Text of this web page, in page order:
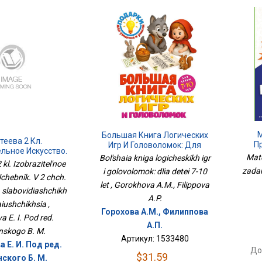
2 Кл.
Искусство.
Чч. Часть 2 Для
kl. Izobrazitel'noe
V 2 chch.
slabovidiashchikh
,
E. I. Pod red.
B. M.
Е. И. Под ред.
Б. М.
Большая Книга Логических
Игр И Головоломок: Для
Детей 7-10 Лет
Bol'shaia kniga logicheskikh igr
i golovolomok: dlia detei 7-10
let , Gorokhova A.M., Filippova
A.P.
Горохова А.М., Филиппова
А.П.
Артикул: 1533480
$31.59